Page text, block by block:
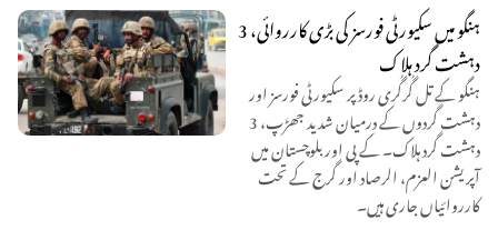
ہنگو میں سکیورٹی فورسز کی بڑی کارروائی، 3
دہشت گرد ہلاک
ہنگو کے تل گُرگُری روڈ پر سکیورٹی فورسز اور
دہشت گردوں کے درمیان شدید جھڑپ، 3
دہشت گرد ہلاک۔ کے پی اور بلوچستان میں
آپریشن العزم، الرصاد اور گرج کے تحت
کارروائیاں جاری ہیں۔